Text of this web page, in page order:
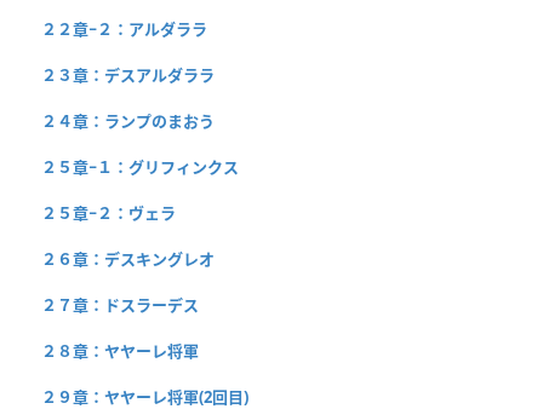
２２章−２：アルダララ
２３章：デスアルダララ
２４章：ランプのまおう
２５章−１：グリフィンクス
２５章−２：ヴェラ
２６章：デスキングレオ
２７章：ドスラーデス
２８章：ヤヤーレ将軍
２９章：ヤヤーレ将軍(2回目)